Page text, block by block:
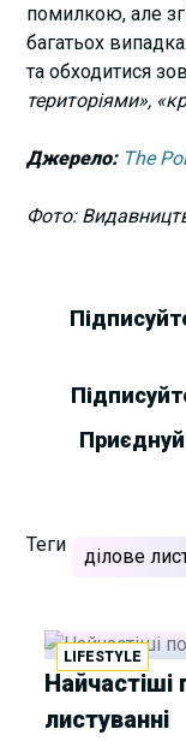
помилкою, але
багатьох
та обходитися
територіями»,
Джерело: The
Фото:
Теги
ділове
LIFESTYLE
листуванні